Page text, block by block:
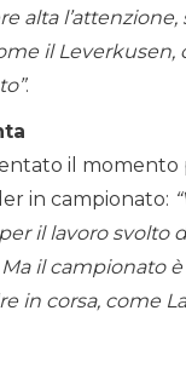
alta
il Leverkusen,
.
il momento
in campionato:
il lavoro svolto
il campionato
in corsa, come